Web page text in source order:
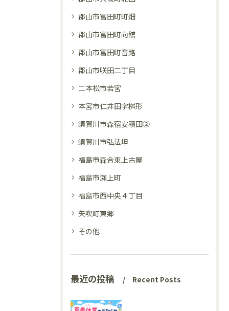
郡山市富田町町畑
郡山市富田町向舘
郡山市富田町音路
郡山市咲田二丁目
二本松市若宮
本宮市仁井田字桝形
須賀川市森宿安積田②
須賀川市弘法坦
福島市森合東上古屋
福島市瀬上町
福島市西中央４丁目
矢吹町東郷
その他
最近の投稿 Recent Posts